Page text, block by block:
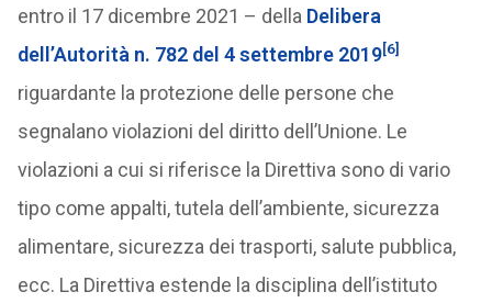
entro il 17 dicembre 2021 – della Delibera
dell’Autorità n. 782 del 4 settembre 2019[6]
riguardante la protezione delle persone che
segnalano violazioni del diritto dell’Unione. Le
violazioni a cui si riferisce la Direttiva sono di vario
tipo come appalti, tutela dell’ambiente, sicurezza
alimentare, sicurezza dei trasporti, salute pubblica,
ecc. La Direttiva estende la disciplina dell’istituto